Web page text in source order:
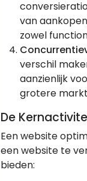
van
zowel
verschil
aanzienlijk
grotere
De
Een website
een website te
bieden: